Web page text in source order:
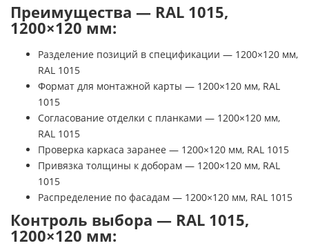
Преимущества — RAL 1015,
1200×120 мм:
Разделение позиций в спецификации — 1200×120 мм,
RAL 1015
Формат для монтажной карты — 1200×120 мм, RAL
1015
Согласование отделки с планками — 1200×120 мм,
RAL 1015
Проверка каркаса заранее — 1200×120 мм, RAL 1015
Привязка толщины к доборам — 1200×120 мм, RAL
1015
Распределение по фасадам — 1200×120 мм, RAL 1015
Контроль выбора — RAL 1015,
1200×120 мм: